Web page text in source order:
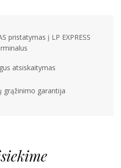
pristatymas į LP EXPRESS
atsiskaitymas
grąžinimo garantija